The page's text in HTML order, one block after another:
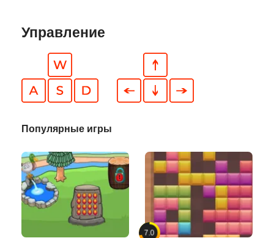
Управление
Популярные игры
7.0